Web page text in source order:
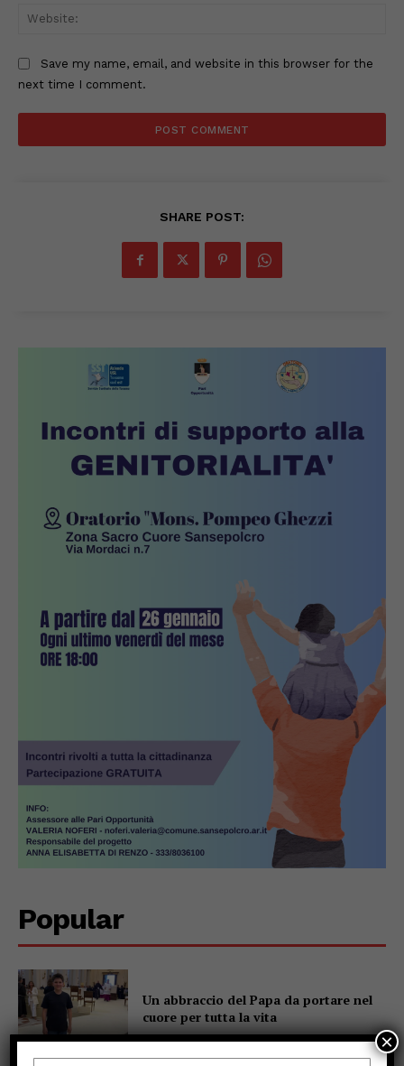
Save my name, email, and website in this browser for the
next time I comment.
SHARE POST:
Popular
Un abbraccio del Papa da portare nel
cuore per tutta la vita
×